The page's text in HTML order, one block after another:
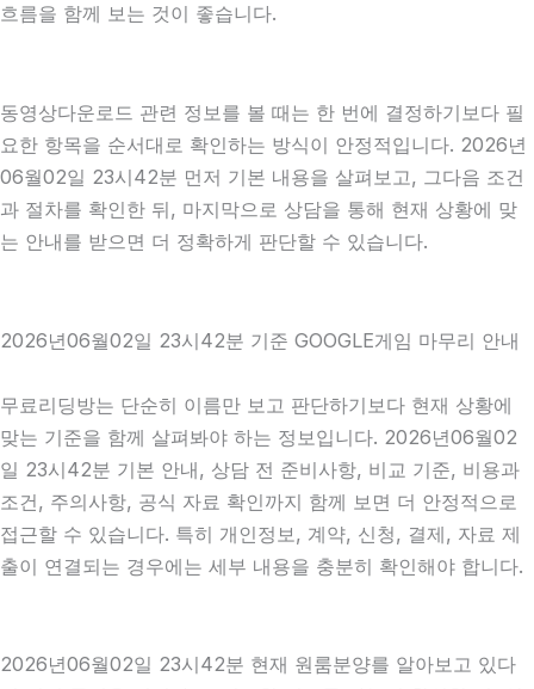
흐름을 함께 보는 것이 좋습니다.
동영상다운로드 관련 정보를 볼 때는 한 번에 결정하기보다 필
요한 항목을 순서대로 확인하는 방식이 안정적입니다. 2026년
06월02일 23시42분 먼저 기본 내용을 살펴보고, 그다음 조건
과 절차를 확인한 뒤, 마지막으로 상담을 통해 현재 상황에 맞
는 안내를 받으면 더 정확하게 판단할 수 있습니다.
2026년06월02일 23시42분 기준 GOOGLE게임 마무리 안내
무료리딩방는 단순히 이름만 보고 판단하기보다 현재 상황에
맞는 기준을 함께 살펴봐야 하는 정보입니다. 2026년06월02
일 23시42분 기본 안내, 상담 전 준비사항, 비교 기준, 비용과
조건, 주의사항, 공식 자료 확인까지 함께 보면 더 안정적으로
접근할 수 있습니다. 특히 개인정보, 계약, 신청, 결제, 자료 제
출이 연결되는 경우에는 세부 내용을 충분히 확인해야 합니다.
2026년06월02일 23시42분 현재 원룸분양를 알아보고 있다